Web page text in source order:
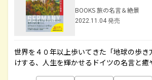
BOOKS 旅の名言＆絶景
2022.11.04 発売
世界を４０年以上歩いてきた「地球の歩き
けする、人生を輝かせるドイツの名言と癒